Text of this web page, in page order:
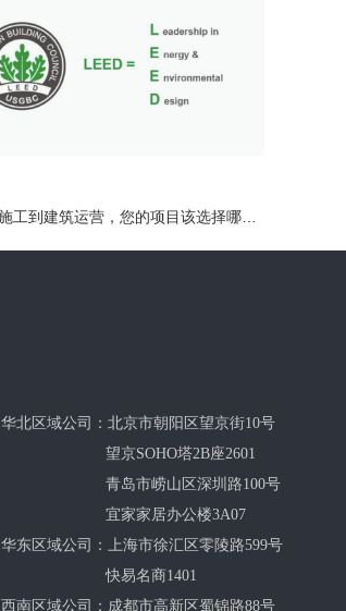
华北区域公司：北京市朝阳区望京街10号
望京SOHO塔2B座2601
青岛市崂山区深圳路100号
宜家家居办公楼3A07
华东区域公司：上海市徐汇区零陵路599号
快易名商1401
西南区域公司：成都市高新区蜀锦路88号